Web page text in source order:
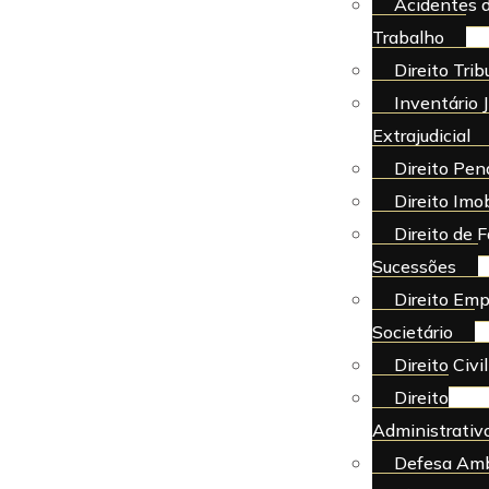
Acidentes
Trabalho
Direito
Inventário
Extrajudicial
Direito
Direito
Direito de
Sucessões
Direito
Societário
Direito Civil
Direito
Defesa